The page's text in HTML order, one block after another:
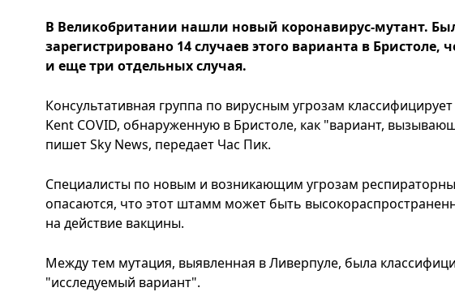
В Великобритании нашли новый коронавирус-мутант.
зарегистрировано 14 случаев этого варианта в Бристоле,
и еще три отдельных случая.
Консультативная группа по вирусным угрозам
Kent COVID, обнаруженную в Бристоле, как "вариант,
пишет Sky News, передает Час Пик.
Специалисты по новым и возникающим угрозам
опасаются, что этот штамм может быть
на действие вакцины.
Между тем мутация, выявленная в Ливерпуле, была
"исследуемый вариант".